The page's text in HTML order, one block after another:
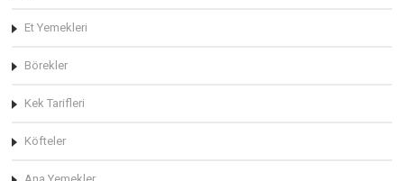
Et Yemekleri
Börekler
Kek Tarifleri
Köfteler